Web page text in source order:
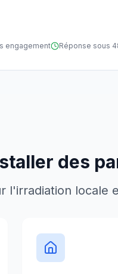
engagement Réponse sous
des
l'irradiation locale